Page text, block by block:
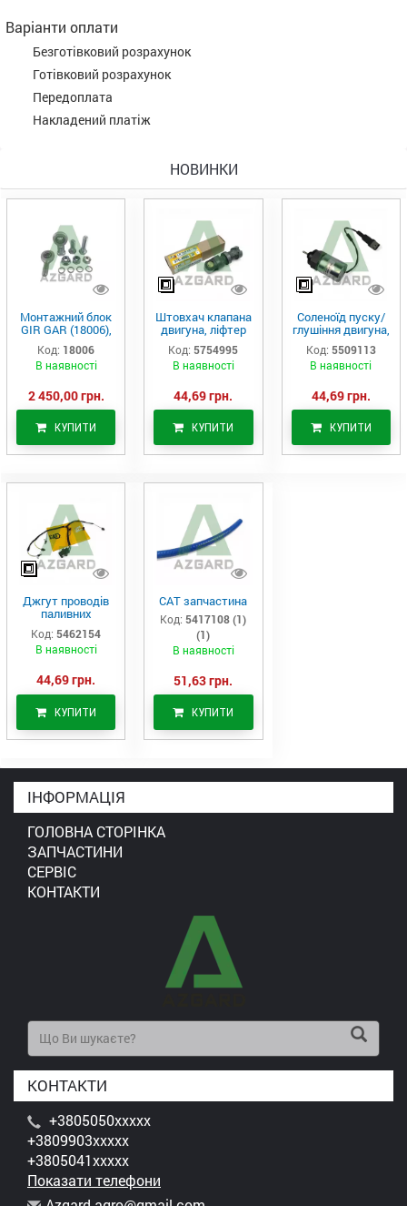
Варіанти оплати
Безготівковий розрахунок
Готівковий розрахунок
Передоплата
Накладений платіж
НОВИНКИ
Монтажний блок
GIR GAR (18006),
Аналог
Код: 18006
В наявності
2 450,00 грн.
КУПИТИ
Штовхач клапана
двигуна, ліфтер
(575-4995)
Код: 5754995
В наявності
44,69 грн.
КУПИТИ
Соленоїд пуску/
глушіння двигуна,
актуатор (550-
9113)
Код: 5509113
В наявності
44,69 грн.
КУПИТИ
Джгут проводів
паливних
форсунок CAT
C7/C9 (546-2154)
Код: 5462154
В наявності
44,69 грн.
КУПИТИ
САТ запчастина
Код: 5417108 (1)
(1)
В наявності
51,63 грн.
КУПИТИ
ІНФОРМАЦІЯ
ГОЛОВНА СТОРІНКА
ЗАПЧАСТИНИ
СЕРВІС
КОНТАКТИ
КОНТАКТИ
+3805050xxxxx
+3809903xxxxx
+3805041xxxxx
Показати телефони